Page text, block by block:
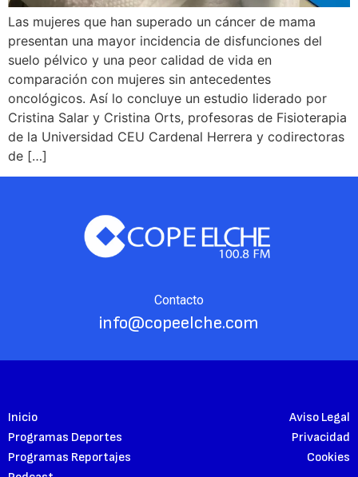
Las mujeres que han superado un cáncer de mama
presentan una mayor incidencia de disfunciones del
suelo pélvico y una peor calidad de vida en
comparación con mujeres sin antecedentes
oncológicos. Así lo concluye un estudio liderado por
Cristina Salar y Cristina Orts, profesoras de Fisioterapia
de la Universidad CEU Cardenal Herrera y codirectoras
de […]
Contacto
info@copeelche.com
Inicio
Programas Deportes
Programas Reportajes
Aviso Legal
Privacidad
Cookies